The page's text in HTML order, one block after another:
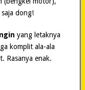
dong!
yang letaknya
komplit ala-ala
Rasanya enak.